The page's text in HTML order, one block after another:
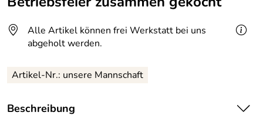
Alle Artikel können frei Werkstatt bei uns
abgeholt werden.
Artikel-Nr.: unsere Mannschaft
Beschreibung